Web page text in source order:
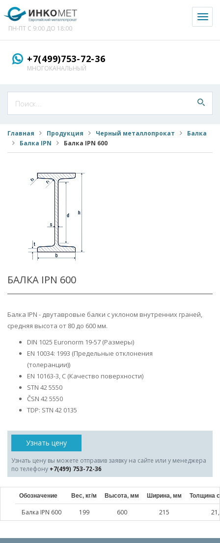
ПН-ПТ С 9:00 ДО 18:00
+7(499)753-72-36
МНОГОКАНАЛЬНЫЙ
Главная Продукция Черный металлопрокат
Балка
Балка IPN
Балка IPN 600
БАЛКА IPN 600
Балка IPN - двутавровые балки с уклоном внутренних граней,
средняя высота от 80 до 600 мм.
DIN 1025 Euronorm 19-57 (Размеры)
EN 10034: 1993 (Предельные отклонения
(толеранции))
EN 10163-3, C (Качество поверхности)
STN 42 5550
ČSN 42 5550
TDP: STN 42 0135
Узнать цену
Узнать цену вы можете отправив заявку на сайте или у менеджера
по телефону +7(499) 753-72-36
Обозначение Вес, кг/м Высота, мм Ширина, мм Толщина
Балка IPN 600 199 600 215